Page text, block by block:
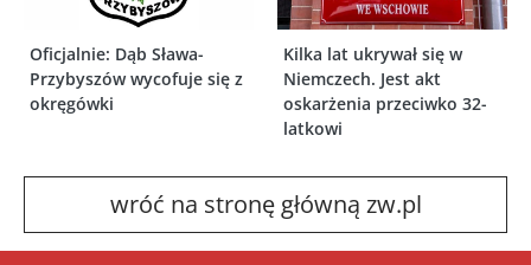
Oficjalnie: Dąb Sława-
Przybyszów wycofuje się z
okręgówki
Kilka lat ukrywał się w
Niemczech. Jest akt
oskarżenia przeciwko 32-
latkowi
wróć na stronę główną zw.pl